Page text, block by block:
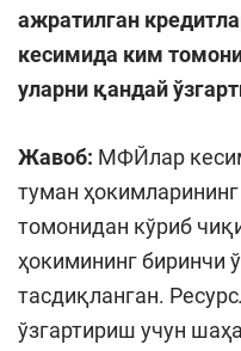
ажратилган
кесимида ким
уларни қандай
Жавоб: МФЙлар
туман
томонидан кўриб
ҳокимининг биринчи
тасдиқланган.
ўзгартириш учун